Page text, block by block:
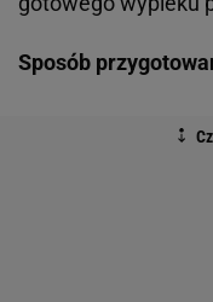
Sposób